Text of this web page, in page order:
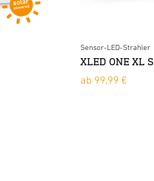
Sensor-LED-Strahler
XLED ONE XL S
ab 99,99 €